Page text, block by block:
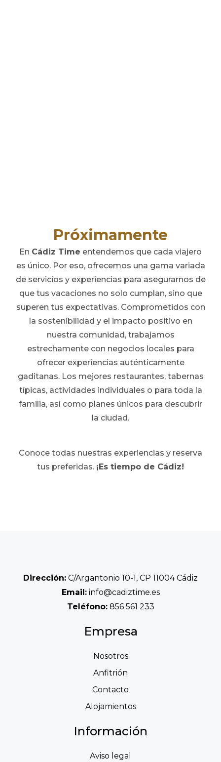
Próximamente
En Cádiz Time entendemos que cada viajero
es único. Por eso, ofrecemos una gama variada
de servicios y experiencias para asegurarnos de
que tus vacaciones no solo cumplan, sino que
superen tus expectativas. Comprometidos con
la sostenibilidad y el impacto positivo en
nuestra comunidad, trabajamos
estrechamente con negocios locales para
ofrecer experiencias auténticamente
gaditanas. Los mejores restaurantes, tabernas
típicas, actividades individuales o para toda la
familia, así como planes únicos para descubrir
la ciudad.
Conoce todas nuestras experiencias y reserva
tus preferidas. ¡Es tiempo de Cádiz!
Dirección: C/Argantonio 10-1, CP 11004 Cádiz
Email:info@cadiztime.es
Teléfono:856 561 233
Empresa
Nosotros
Anfitrión
Contacto
Alojamientos
Información
Aviso legal